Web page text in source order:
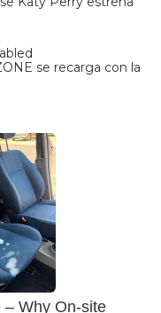
se recarga con la
– Why On-site